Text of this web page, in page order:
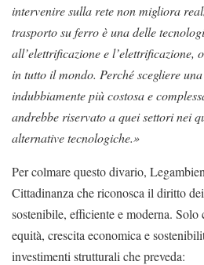
intervenire sulla rete non migliora
trasporto su ferro è una delle
all’elettrificazione e l’elettrificazione,
in tutto il mondo. Perché scegliere
indubbiamente più costosa e
andrebbe riservato a quei settori nei
alternative tecnologiche.»
Per colmare questo divario,
Cittadinanza che riconosca il diritto
sostenibile, efficiente e moderna. Solo
equità, crescita economica e
investimenti strutturali che preveda: